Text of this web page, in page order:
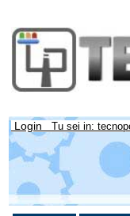
Login Tu sei in: